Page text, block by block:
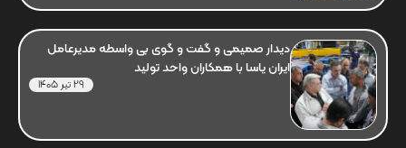
دیدار صمیمی و گفت و گوی بی واسطه مدیرعامل
ایران یاسا با همکاران واحد تولید
29 تیر 1405